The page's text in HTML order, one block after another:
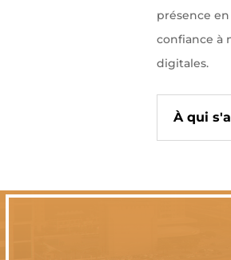
présence
confiance à
digitales.
À qui